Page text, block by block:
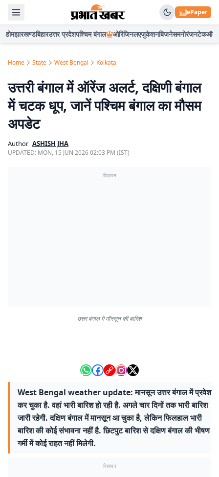
ePaper
होमझारखण्डबिहारउत्तर प्रदेशपश्चिम बंगाल ओरिजिनलएजुकेशनबिजनेसमनोरंजनटेकऑटो
Home State West Bengal Kolkata
उत्तरी बंगाल में ऑरेंज अलर्ट, दक्षिणी बंगाल
में चटक धूप, जानें पश्चिम बंगाल का मौसम
अपडेट
Author ASHISH JHA
UPDATED: MON, 15 JUN 2026 02:03 PM (IST)
विज्ञापन
उत्तर बंगाल में मॉनसून की बारिश
West Bengal weather update: मानसून उत्तर बंगाल में प्रवेश
कर चुका है. वहां भारी बारिश हो रही है. अगले चार दिनों तक भारी बारिश
जारी रहेगी. दक्षिण बंगाल में मानसून आ चुका है, लेकिन फिलहाल भारी
बारिश की कोई संभावना नहीं है. छिटपुट बारिश से दक्षिण बंगाल की भीषण
गर्मी में कोई राहत नहीं मिलेगी.
विज्ञापन